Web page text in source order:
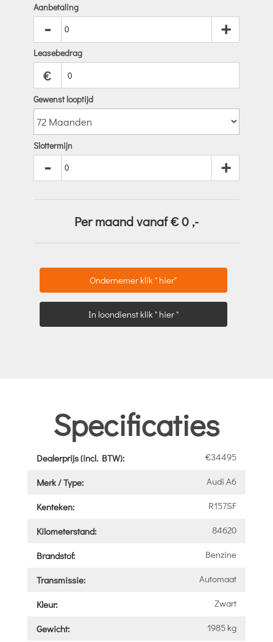
Aanbetaling
- +
Leasebedrag
€
Gewenst looptijd
Slottermijn
- +
Per maand vanaf €0 ,-
Ondernemer klik " hier"
In loondienst klik " hier "
Specificaties
Dealerprijs (incl. BTW): €34495
Merk / Type: Audi A6
Kenteken: R157SF
Kilometerstand: 84620
Brandstof: Benzine
Transmissie: Automaat
Kleur: Zwart
Gewicht: 1985 kg